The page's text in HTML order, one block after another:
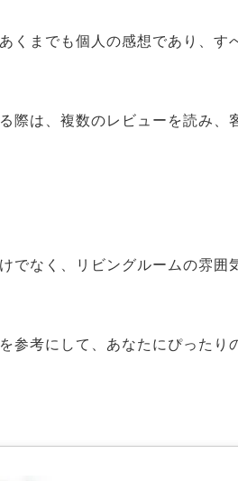
くまでも個人の感想であり、す
際は、複数のレビューを読み、
でなく、リビングルームの雰囲
参考にして、あなたにぴったり